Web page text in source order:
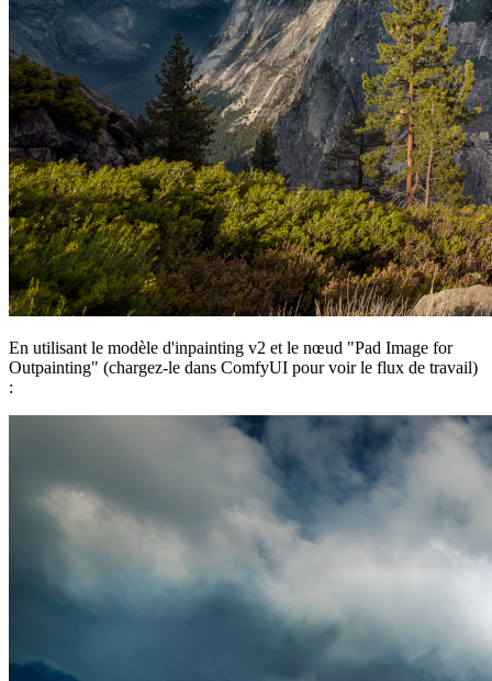
En utilisant le modèle d'inpainting v2 et le nœud "Pad Image for
Outpainting" (chargez-le dans ComfyUI pour voir le flux de travail)
: